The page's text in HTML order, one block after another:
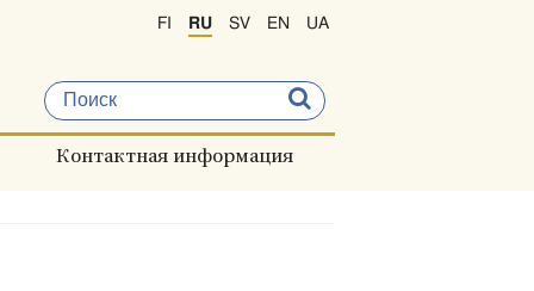
FI RU SV EN UA
Контактная информация